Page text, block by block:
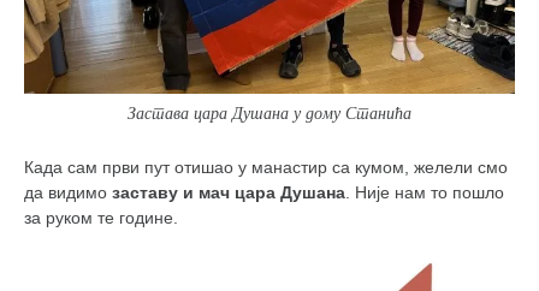
снимци наступа
галерија клуба
чланарина
бесплатна е-књига
термини тренинга
Застава цара Душана у дому Станића
Када сам први пут отишао у манастир са кумом, желели смо
да видимо заставу и мач цара Душана. Није нам то пошло
за руком те године.